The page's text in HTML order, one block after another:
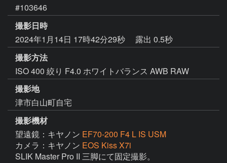
#103646
撮影日時
2024年1月14日 17時42分29秒
露出 0.5秒
撮影方法
ISO 400 絞り F4.0 ホワイトバランス AWB RAW
撮影地
津市白山町自宅
撮影機材
望遠鏡：キヤノン EF70-200 F4 L IS USM
カメラ：キヤノン EOS Kiss X7i
SLIK Master Pro II 三脚にて固定撮影。